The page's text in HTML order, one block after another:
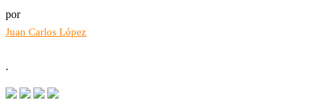
por
Juan Carlos López
.